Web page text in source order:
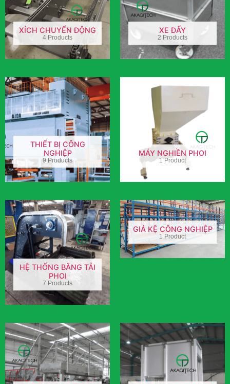
XÍCH CHUYỂN ĐỘNG
4 Products
XE ĐẨY
2 Products
THIẾT BỊ CÔNG
NGHIỆP
9 Products
MÁY NGHIỀN PHOI
1 Product
HỆ THỐNG BĂNG TẢI
PHOI
7 Products
GIÁ KỆ CÔNG NGHIỆP
1 Product